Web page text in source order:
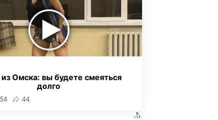
Омска: вы будете смеяться
долго
54 44